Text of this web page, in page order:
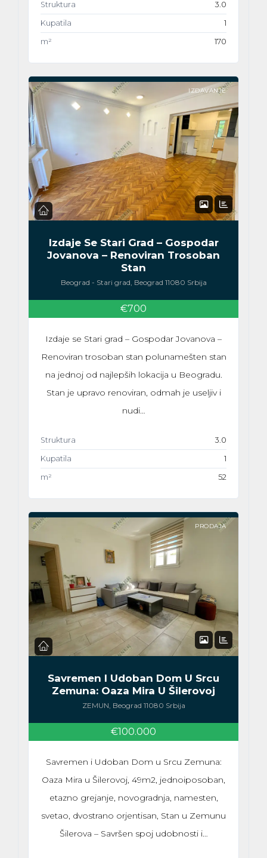
Struktura 3.0
Kupatila 1
m² 170
IZDAVANJE
Izdaje Se Stari Grad – Gospodar
Jovanova – Renoviran Trosoban
Stan
Beograd - Stari grad, Beograd 11080 Srbija
€700
Izdaje se Stari grad – Gospodar Jovanova –
Renoviran trosoban stan polunamešten stan
na jednoj od najlepših lokacija u Beogradu.
Stan je upravo renoviran, odmah je useljiv i
nudi…
Struktura 3.0
Kupatila 1
m² 52
PRODAJA
Savremen I Udoban Dom U Srcu
Zemuna: Oaza Mira U Šilerovoj
ZEMUN, Beograd 11080 Srbija
€100.000
Savremen i Udoban Dom u Srcu Zemuna:
Oaza Mira u Šilerovoj, 49m2, jednoiposoban,
etazno grejanje, novogradnja, namesten,
svetao, dvostrano orjentisan, Stan u Zemunu
Šilerova – Savršen spoj udobnosti i…